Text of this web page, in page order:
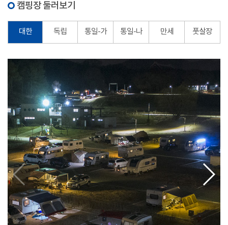
캠핑장 둘러보기
대한 독립 통일-가 통일-나 만세 풋살장